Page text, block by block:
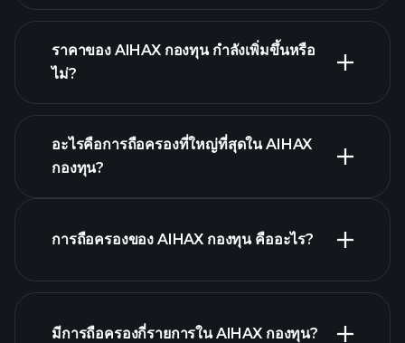
ราคาของ AIHAX กองทุน กำลังเพิ่มขึ้นหรือ
ไม่?
อะไรคือการถือครองที่ใหญ่ที่สุดใน AIHAX
กองทุน?
การถือครองของ AIHAX กองทุน คืออะไร?
มีการถือครองกี่รายการใน AIHAX กองทุน?